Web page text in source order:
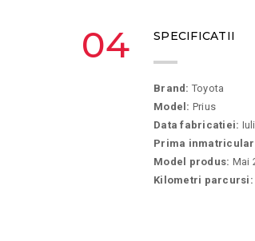
04 SPECIFICATII
Brand: Toyota
Model: Prius
Data fabricatiei:
Prima
Model produs: Mai
Kilometri parcursi: